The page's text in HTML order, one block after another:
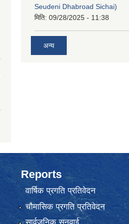
Seudeni Dhabroad Sichai)
मिति: 09/28/2025 - 11:38
अन्य
Reports
वार्षिक प्रगति प्रतिवेदन
चौमासिक प्रगति प्रतिवेदन